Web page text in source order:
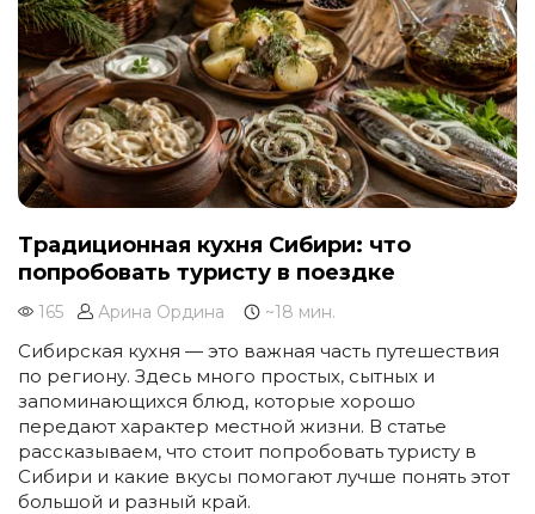
Традиционная кухня Сибири: что
попробовать туристу в поездке
165 Арина Ордина ~18 мин.
Сибирская кухня — это важная часть путешествия
по региону. Здесь много простых, сытных и
запоминающихся блюд, которые хорошо
передают характер местной жизни. В статье
рассказываем, что стоит попробовать туристу в
Сибири и какие вкусы помогают лучше понять этот
большой и разный край.